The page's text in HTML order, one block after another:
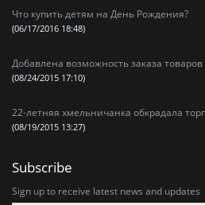
Что купить детям на День Рождения?
(06/17/2016 18:48)
Добавлена возможность заказа товаров
(08/24/2015 17:10)
22-летняя хмельничанка обкрадала
(08/19/2015 13:27)
Subscribe
Sign up to receive latest news and updates